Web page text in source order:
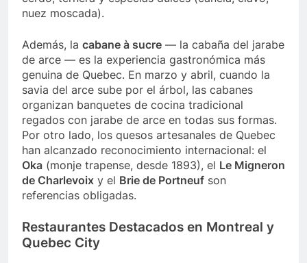
nuez moscada).
Además, la cabane à sucre — la cabaña del jarabe
de arce — es la experiencia gastronómica más
genuina de Quebec. En marzo y abril, cuando la
savia del arce sube por el árbol, las cabanes
organizan banquetes de cocina tradicional
regados con jarabe de arce en todas sus formas.
Por otro lado, los quesos artesanales de Quebec
han alcanzado reconocimiento internacional: el
Oka (monje trapense, desde 1893), el Le Migneron
de Charlevoix y el Brie de Portneuf son
referencias obligadas.
Restaurantes Destacados en Montreal y
Quebec City